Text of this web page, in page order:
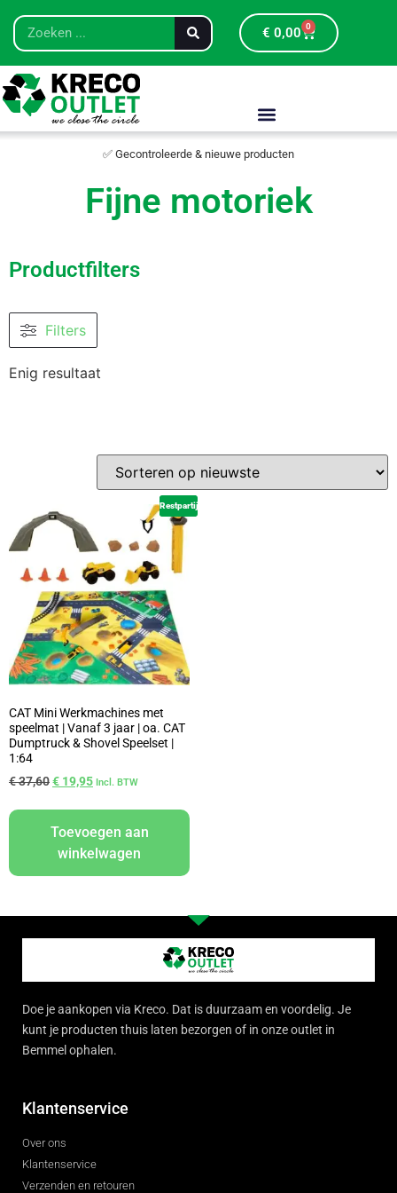
€ 0,00 0
✅ Gecontroleerde & nieuwe producten
Fijne motoriek
Productfilters
Filters
Enig resultaat
Restpartij
CAT Mini Werkmachines met
speelmat | Vanaf 3 jaar | oa. CAT
Dumptruck & Shovel Speelset |
1:64
€37,60€ 19,95 Incl. BTW
Toevoegen aan
winkelwagen
Doe je aankopen via Kreco. Dat is duurzaam en voordelig. Je
kunt je producten thuis laten bezorgen of in onze outlet in
Bemmel ophalen.
Klantenservice
Over ons
Klantenservice
Verzenden en retouren